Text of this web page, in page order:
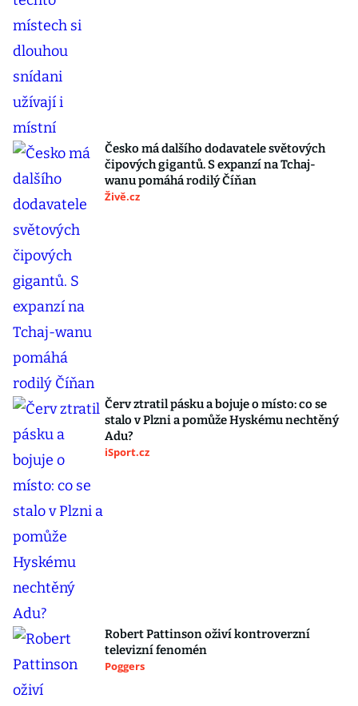
Česko má dalšího dodavatele světových
čipových gigantů. S expanzí na Tchaj-
wanu pomáhá rodilý Číňan
Živě.cz
Červ ztratil pásku a bojuje o místo: co se
stalo v Plzni a pomůže Hyskému nechtěný
Adu?
iSport.cz
Robert Pattinson oživí kontroverzní
televizní fenomén
Poggers